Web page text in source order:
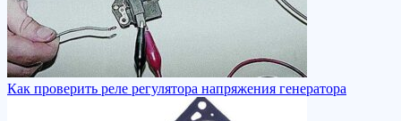
Как проверить реле регулятора напряжения генератора